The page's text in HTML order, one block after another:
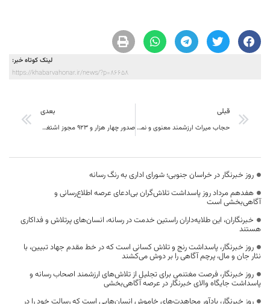
لینک کوتاه خبر:
https://khabarvahonar.ir/news/?p=86658
قبلی
حجاب میراث ارزشمند معنوی و نماد تمدن ایرانی و اسلامی، هدیه‌ای الهی است
بعدی
صدور چهار هزار و ۹۲۳ مجوز اشتغال خراسان جنوبی از درگاه ملی مجوزها
روز خبرنگار در خراسان جنوبی؛ شورای اداری به رنگ رسانه
هفدهم مرداد روز پاسداشت تلاش‌گران بی‌ادعای عرصه اطلاع‌رسانی و
آگاهی‌بخشی است
خبرنگاران، این طلایه‌داران راستین خدمت در رسانه، انسان‌های پرتلاش و فداکاری
هستند
روز خبرنگار، پاسداشت رنج و تلاش کسانی است که در خط مقدم جهاد تبیین، با
نثار جان و مال، پرچم آگاهی را بر دوش می‌کشند
روز خبرنگار، فرصت مغتنمی برای تجلیل از تلاش‌های ارزشمند اصحاب رسانه و
پاسداشت جایگاه والای خبرنگار در عرصه آگاهی‌بخشی